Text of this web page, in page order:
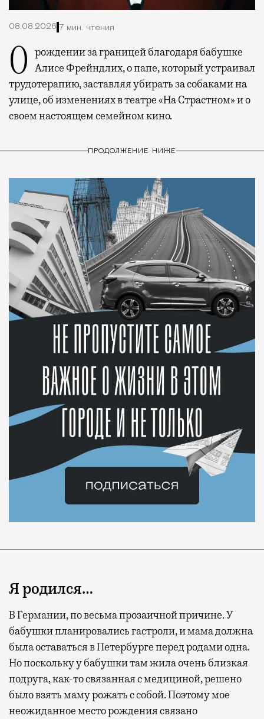
08.08.2026 7 мин. чтения
О рождении за границей благодаря бабушке Алисе Фрейндлих, о папе, который устраивал
трудотерапию, заставляя убирать за собаками на
улице, об изменениях в театре «На Страстном» и о
своем настоящем семейном кино.
ПРОДОЛЖЕНИЕ НИЖЕ
Я родился…
В Германии, по весьма прозаичной причине. У
бабушки планировались гастроли, и мама должна
была оставаться в Петербурге перед родами одна.
Но поскольку у бабушки там жила очень близкая
подруга, как-то связанная с медициной, решено
было взять маму рожать с собой. Поэтому мое
неожиданное место рождения связано